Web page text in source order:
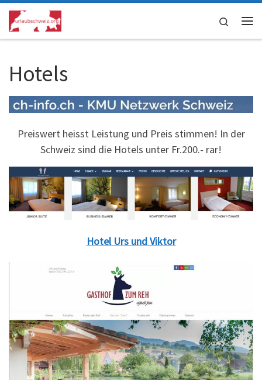
Skip to content
Search
Hotels
Preiswert heisst Leistung und Preis stimmen! In der
Schweiz sind die Hotels unter Fr.200.- rar!
Hotel Urs und Viktor